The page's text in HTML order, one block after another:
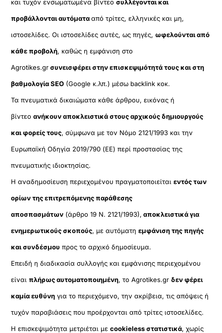
και τυχόν ενσωματωμένα βίντεοσυλλέγονται και
προβάλλονται αυτόματααπό τρίτες, ελληνικές και μη,
ιστοσελίδες. Οι ιστοσελίδες αυτές, ως πηγές, ωφελούνται από
κάθε προβολή, καθώς η εμφάνιση στο
Agrotikes.grσυνεισφέρει στην επισκεψιμότητά τους και στη
βαθμολογία SEO (Google κ.λπ.) μέσω backlink κοκ.
Τα πνευματικά δικαιώματα κάθε άρθρου, εικόνας ή
βίντεοανήκουν αποκλειστικά στους αρχικούς δημιουργούς
και φορείς τους, σύμφωνα με τον Νόμο 2121/1993 και την
Ευρωπαϊκή Οδηγία 2019/790 (ΕΕ) περί προστασίας της
πνευματικής ιδιοκτησίας.
Η αναδημοσίευση περιεχομένου πραγματοποιείταιεντός των
ορίων της επιτρεπόμενης παράθεσης
αποσπασμάτων (άρθρο 19 Ν. 2121/1993), αποκλειστικά για
ενημερωτικούς σκοπούς, με αυτόματηεμφάνιση της πηγής
και συνδέσμου προς το αρχικό δημοσίευμα.
Επειδή η διαδικασία συλλογής και εμφάνισης περιεχομένου
είναιπλήρως αυτοματοποιημένη, το Agrotikes.gr δεν φέρει
καμία ευθύνη για το περιεχόμενο, την ακρίβεια, τις απόψεις ή
τυχόν παραβιάσεις που προέρχονται από τρίτες ιστοσελίδες.
Η επισκεψιμότητα μετριέται μεcookieless στατιστικά, χωρίς